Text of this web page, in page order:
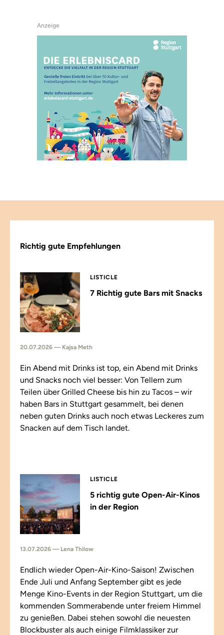
Anzeige
Richtig gute Empfehlungen
LISTICLE
7 Richtig gute Bars mit Snacks
20.07.2026 — Kajsa Meth
Ein Abend mit Drinks ist top, ein Abend mit Drinks
und Snacks noch viel besser: Von Tellern zum
Teilen über Grilled Cheese bis hin zu Tacos – wir
haben Bars in Stuttgart gesammelt, bei denen
neben guten Drinks auch noch etwas Leckeres zum
Snacken auf dem Tisch landet.
LISTICLE
5 richtig gute Open-Air-Kinos
in der Region
13.07.2026 — Lena Thilow
Endlich wieder Open-Air-Kino-Saison! Zwischen
Ende Juli und Anfang September gibt es jede
Menge Kino-Events in der Region Stuttgart, um die
kommenden Sommerabende unter freiem Himmel
zu genießen. Dabei stehen sowohl die neuesten
Blockbuster als auch einige Filmklassiker zur